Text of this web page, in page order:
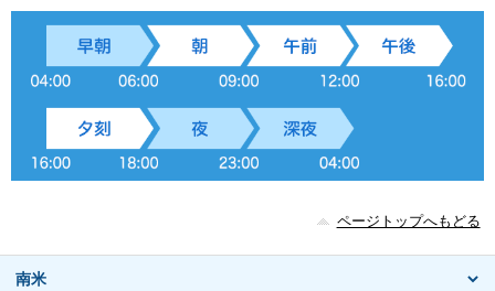
ページトップへもどる
南米